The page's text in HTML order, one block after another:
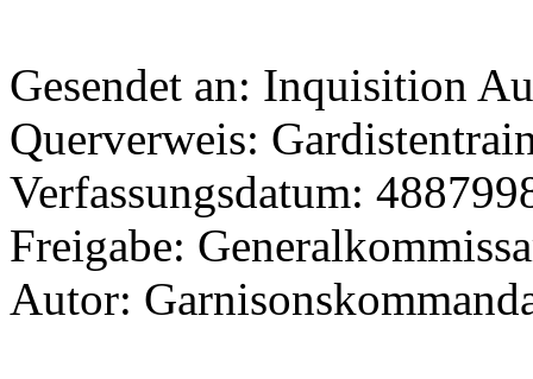
Gesendet an: Inquisition
Querverweis:
Verfassungsdatum:
Freigabe:
Autor: